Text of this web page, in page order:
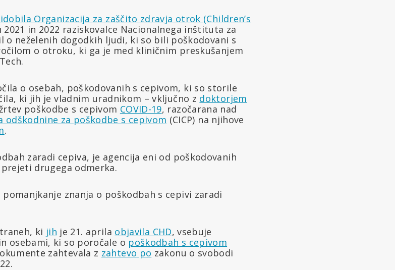
Organizacija za zaščito zdravja otrok (Children’s
2021 in 2022 raziskovalce Nacionalnega inštituta za
o neželenih dogodkih ljudi, ki so bili poškodovani s
o otroku, ki ga je med kliničnim preskušanjem
o osebah, poškodovanih s cepivom, ki so storile
ki jih je vladnim uradnikom – vključno z doktorjem
poškodbe s cepivom COVID-19, razočarana nad
odškodnine za poškodbe s cepivom (CICP) na njihove
.
zaradi cepiva, je agencija eni od poškodovanih
drugega odmerka.
znanja o poškodbah s cepivi zaradi
ki jih je 21. aprila objavila CHD, vsebuje
osebami, ki so poročale o poškodbah s cepivom
zahtevala z zahtevo po zakonu o svobodi